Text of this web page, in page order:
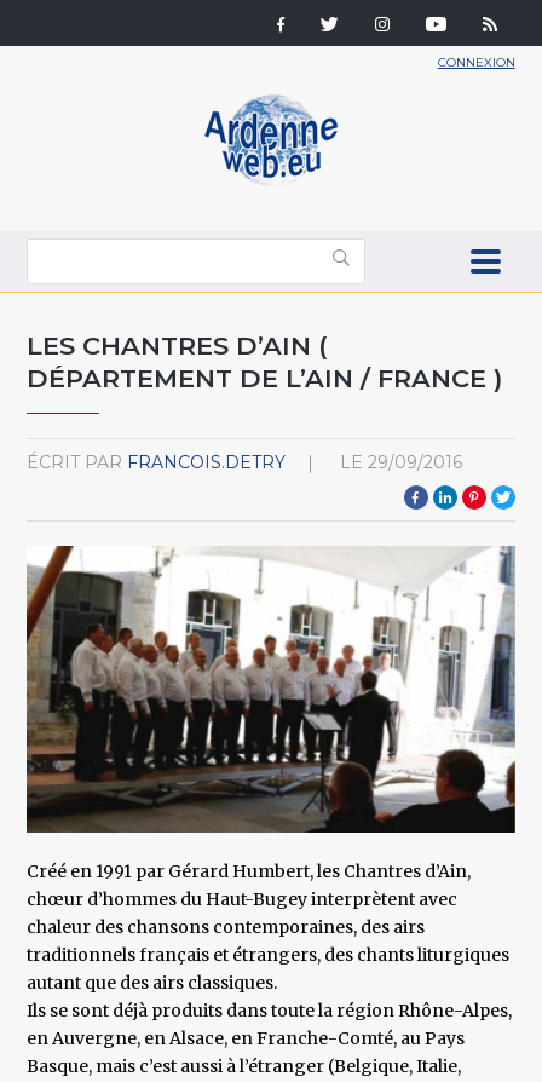
CONNEXION
LES CHANTRES D’AIN (
DÉPARTEMENT DE L’AIN / FRANCE )
ÉCRIT PAR FRANCOIS.DETRY LE 29/09/2016
Créé en 1991 par Gérard Humbert, les Chantres d’Ain,
chœur d’hommes du Haut-Bugey interprètent avec
chaleur des chansons contemporaines, des airs
traditionnels français et étrangers, des chants liturgiques
autant que des airs classiques.
Ils se sont déjà produits dans toute la région Rhône-Alpes,
en Auvergne, en Alsace, en Franche-Comté, au Pays
Basque, mais c’est aussi à l’étranger (Belgique, Italie,